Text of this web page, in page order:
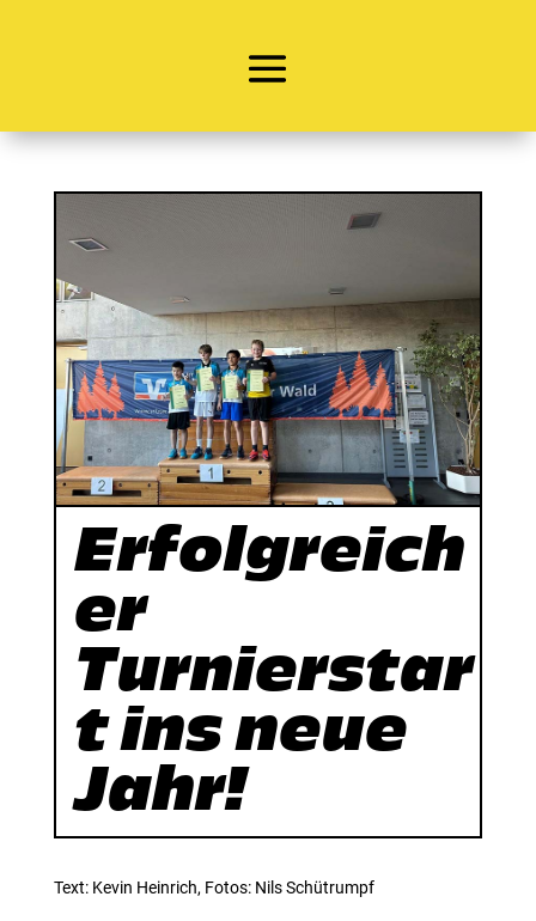
Erfolgreich
er
Turnierstar
t ins neue
Jahr!
Text: Kevin Heinrich, Fotos: Nils Schütrumpf